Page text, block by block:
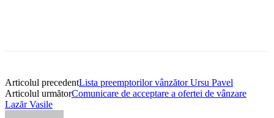
Articolul precedentLista preemptorilor vânzător Ursu Pavel
Articolul următorComunicare de acceptare a ofertei de vânzare
Lazăr Vasile